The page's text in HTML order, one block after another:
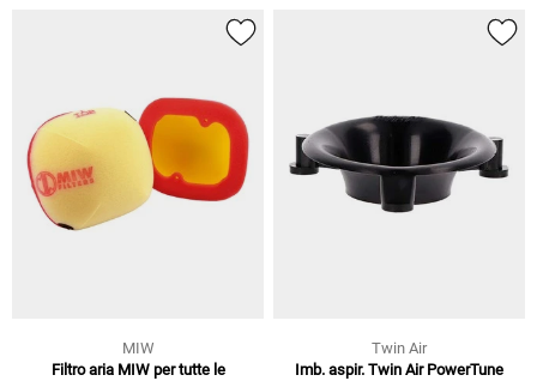
MIW
Filtro aria MIW per tutte le
Twin Air
Imb. aspir. Twin Air PowerTune